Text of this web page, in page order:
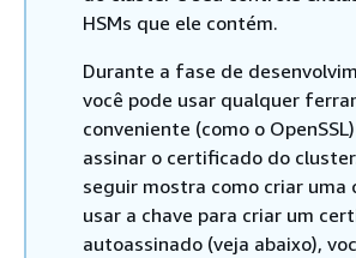
HSMs que ele contém.
Durante a fase de
você pode usar qualquer
conveniente (como o
assinar o certificado do
seguir mostra como criar uma
usar a chave para criar um
autoassinado (veja abaixo),